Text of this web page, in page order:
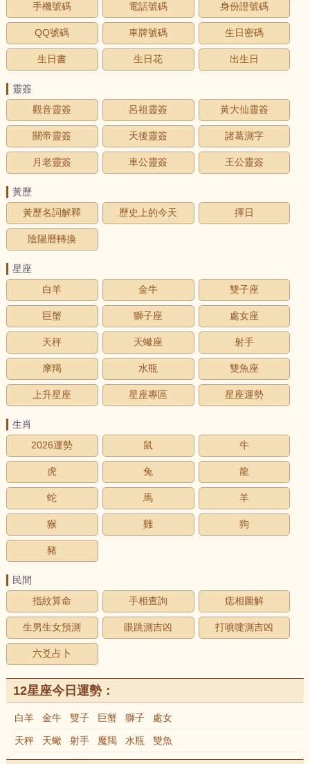
手機號碼
電話號碼 身份證號碼
QQ號碼 車牌號碼 生日密碼
生日書 生日花 出生日
靈簽
觀音靈簽
呂祖靈簽 黃大仙靈簽
關帝靈簽 天後靈簽 諸葛測字
月老靈簽 車公靈簽 王公靈簽
黃歷
黃歷名詞解釋
歷史上的今天 擇日
陰陽曆轉換
星座
白羊
金牛 雙子座
巨蟹 獅子座 處女座
天秤 天蠍座 射手
摩羯 水瓶 雙魚座
上升星座 星座專區 星座運勢
生肖
2026運勢
鼠 牛
虎 兔 龍
蛇 馬 羊
猴 雞 狗
豬
民間
指紋算命
手相查詢 痣相圖解
生男生女預測 眼跳測吉凶 打噴嚏測吉凶
六爻占卜
12星座今日運勢：
白羊 金牛 雙子 巨蟹 獅子 處女
天秤 天蠍 射手 魔羯 水瓶 雙魚